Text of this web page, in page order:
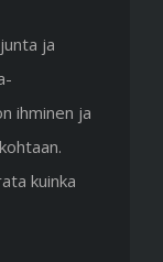
ja
ihminen ja
kuinka